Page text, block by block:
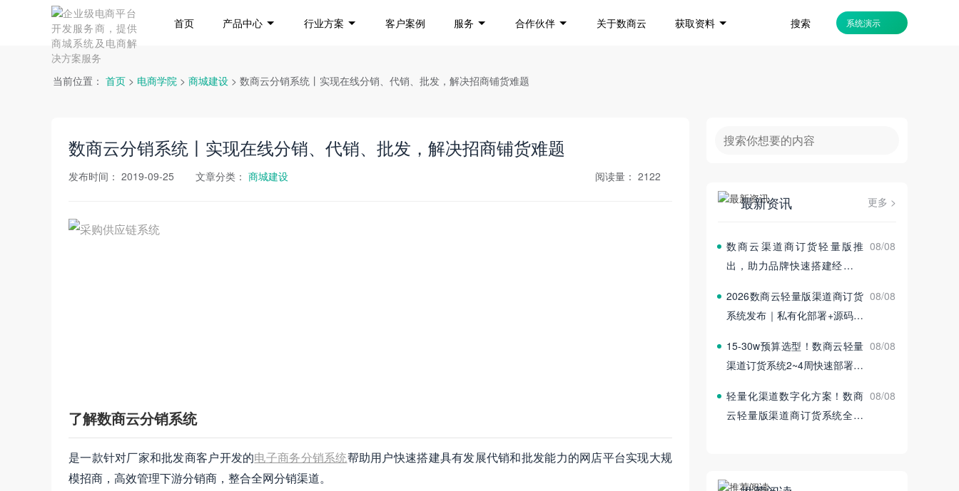
首页 产品中心 行业方案 客户案例 服务 合作伙伴 关于数商云 获取资料 搜索 系统演示
当前位置： 首页 > 电商学院 > 商城建设 > 数商云分销系统丨实现在线分销、代销、批发，解决招商铺货难题
数商云分销系统丨实现在线分销、代销、批发，解决招商铺货难题
发布时间： 2019-09-25 文章分类： 商城建设 阅读量： 2122
了解数商云分销系统
是一款针对厂家和批发商客户开发的电子商务分销系统帮助用户快速搭建具有发展代销和批发能力的网店平台实现大规
模招商，高效管理下游分销商，整合全网分销渠道。
最新资讯 更多 >
数商云渠道商订货轻量版推
出，助力品牌快速搭建经销商
08/08
2026数商云轻量版渠道商订货
系统发布｜私有化部署+源码交
08/08
15‑30w预算选型！数商云轻量
渠道订货系统2~4周快速部署上
08/08
轻量化渠道数字化方案！数商
云轻量版渠道商订货系统全新
08/08